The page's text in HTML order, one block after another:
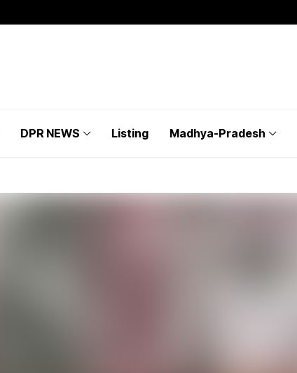
DPR NEWS Listing Madhya-Pradesh